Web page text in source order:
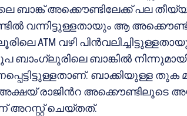
ബാങ്ക് അക്കൌണ്ടിലേക്ക് പല
വന്നിട്ടുള്ളതായും ആ
ATM വഴി
ബാംഗ്ലൂരിലെ ബാങ്കിൽ
ബാക്കിയുള്ള തുക
രാജിൻറ അക്കൌണ്ടിലൂടെ
അറസ്റ്റ് ചെയ്തത്.